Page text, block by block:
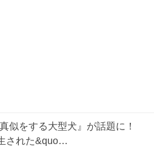
似をする大型犬』が話題に！
された&quo…